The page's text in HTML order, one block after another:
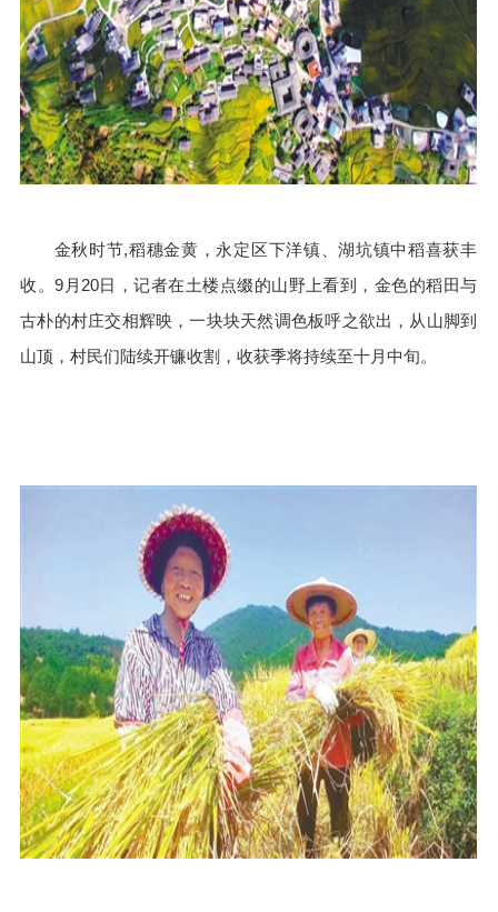
金秋时节,稻穗金黄，永定区下洋镇、湖坑镇中稻喜获丰
收。9月20日，记者在土楼点缀的山野上看到，金色的稻田与
古朴的村庄交相辉映，一块块天然调色板呼之欲出，从山脚到
山顶，村民们陆续开镰收割，收获季将持续至十月中旬。